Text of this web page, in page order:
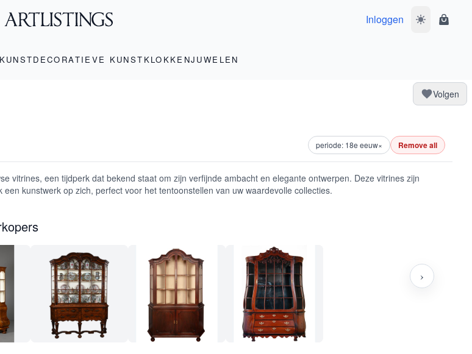
Inloggen Wissel
DECORATIEVE KUNST KLOKKENJUWELEN
Volgen
periode: 18e eeuw× Remove all
vitrines, een tijdperk dat bekend staat om zijn verfijnde ambacht en elegante ontwerpen. Deze vitrines zijn
kunstwerk op zich, perfect voor het tentoonstellen van uw waardevolle collecties.
›